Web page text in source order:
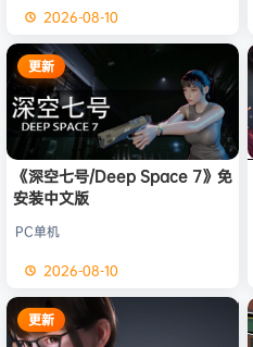
2026-08-10
更新
《深空七号/Deep Space 7》免
安装中文版
PC单机
2026-08-10
更新